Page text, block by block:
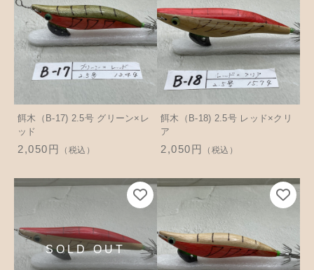
餌木（B-17) 2.5号 グリーン×レ
ッド
2,050円 （税込）
餌木（B-18) 2.5号 レッド×クリ
ア
2,050円 （税込）